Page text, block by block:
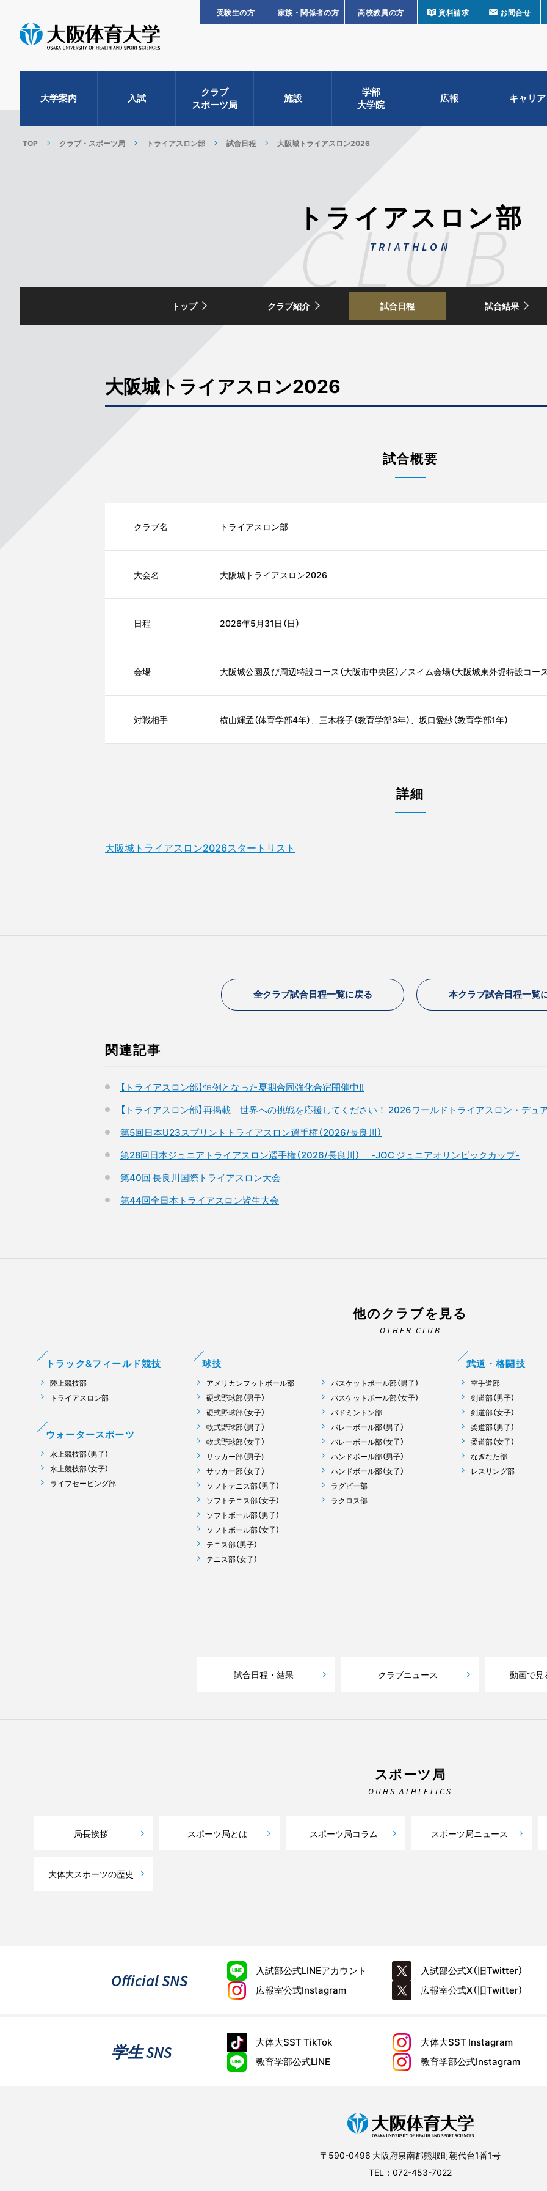
受験生の方 家族・関係者の方 高校教員の方 資料請求 お問合せ
大学案内 入試
クラブ
スポーツ局
施設
学部
大学院
広報 キャリア
TOP クラブ・スポーツ局 トライアスロン部 試合日程 大阪城トライアスロン2026
トライアスロン部
TRIATHLON
CLUB
トップ クラブ紹介 試合日程 試合結果
大阪城トライアスロン2026
試合概要
クラブ名 トライアスロン部
大会名 大阪城トライアスロン2026
日程 2026年5月31日（日）
会場 大阪城公園及び周辺特設コース（大阪市中央区）／スイム会場（大阪城東外堀特設コー
対戦相手 横山輝孟（体育学部4年）、三木桜子（教育学部3年）、坂口愛紗（教育学部1年）
詳細
大阪城トライアスロン2026スタートリスト
全クラブ試合日程一覧に戻る 本クラブ試合日程一覧
関連記事
【トライアスロン部】恒例となった夏期合同強化合宿開催中!!
【トライアスロン部】再掲載＿世界への挑戦を応援してください！ 2026ワールドトライアスロン・デ
第5回日本U23スプリントトライアスロン選手権（2026/長良川）
第28回日本ジュニアトライアスロン選手権（2026/長良川） -JOC ジュニアオリンピックカップ-
第40回 長良川国際トライアスロン大会
第44回全日本トライアスロン皆生大会
他のクラブを見る
OTHER CLUB
トラック&フィールド競技
陸上競技部
トライアスロン部
ウォータースポーツ
水上競技部（男子）
水上競技部（女子）
ライフセービング部
球技
アメリカンフットボール部
硬式野球部（男子）
硬式野球部（女子）
軟式野球部（男子）
軟式野球部（女子）
サッカー部（男子)
サッカー部（女子）
ソフトテニス部（男子）
ソフトテニス部（女子）
ソフトボール部（男子）
ソフトボール部（女子）
テニス部（男子）
テニス部（女子）
バスケットボール部（男子）
バスケットボール部（女子）
バドミントン部
バレーボール部（男子）
バレーボール部（女子）
ハンドボール部（男子）
ハンドボール部（女子）
ラグビー部
ラクロス部
武道・格闘技
空手道部
剣道部（男子）
剣道部（女子）
柔道部（男子）
柔道部（女子）
なぎなた部
レスリング部
試合日程・結果 クラブニュース 動画で見
スポーツ局
OUHS ATHLETICS
局長挨拶 スポーツ局とは スポーツ局コラム スポーツ局ニュース
大体大スポーツの歴史
Official SNS 入試部公式LINEアカウント 入試部公式X（旧Twitter）
広報室公式Instagram 広報室公式X（旧Twitter）
学生 SNS 大体大SSTTikTok 大体大SST Instagram
教育学部公式LINE 教育学部公式Instagram
〒590-0496 大阪府泉南郡熊取町朝代台1番1号
TEL：072-453-7022